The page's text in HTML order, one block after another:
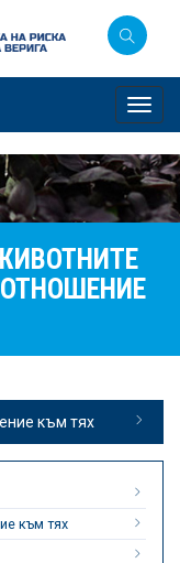
към тях
към тях